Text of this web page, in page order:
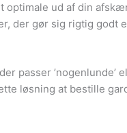
optimale ud af din
der gør sig rigtig
passer
løsning at bestille